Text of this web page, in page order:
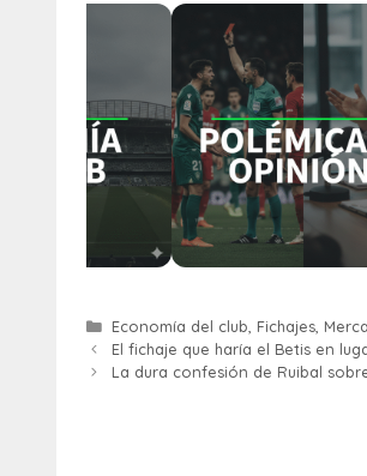
Economía del club, Fichajes,
El fichaje que haría el Betis en
La dura confesión de Ruibal